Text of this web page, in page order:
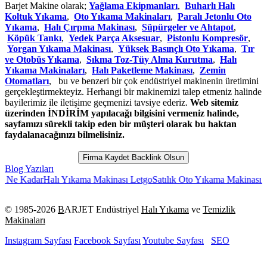
Barjet Makine olarak; Yağlama Ekipmanları, Buharlı Halı
Koltuk Yıkama, Oto Yıkama Makinaları, Paralı Jetonlu Oto
Yıkama, Halı Çırpma Makinası, Süpürgeler ve Ahtapot,
Köpük Tankı, Yedek Parça Aksesuar, Pistonlu Kompresör,
Yorgan Yıkama Makinası, Yüksek Basınçlı Oto Yıkama, Tır
ve Otobüs Yıkama, Sıkma Toz-Tüy Alma Kurutma, Halı
Yıkama Makinaları, Halı Paketleme Makinası, Zemin
Otomatları, bu ve benzeri bir çok endüstriyel makinenin üretimini
gerçekleştirmekteyiz. Herhangi bir makinemizi talep etmeniz halinde
bayilerimiz ile iletişime geçmenizi tavsiye ederiz. Web sitemiz
üzerinden İNDİRİM yapılacağı bilgisini vermeniz halinde,
sayfamızı sürekli takip eden bir müşteri olarak bu haktan
faydalanacağınızı bilmelisiniz.
Firma Kaydet Backlink Olsun
Blog Yazıları
Halı Yıkama Makinası LetgoSatılık Oto Yıkama Makinası
© 1985-2026 BARJET Endüstriyel Halı Yıkama ve Temizlik
Makinaları
Instagram Sayfası Facebook SayfasıYoutube Sayfası SEO